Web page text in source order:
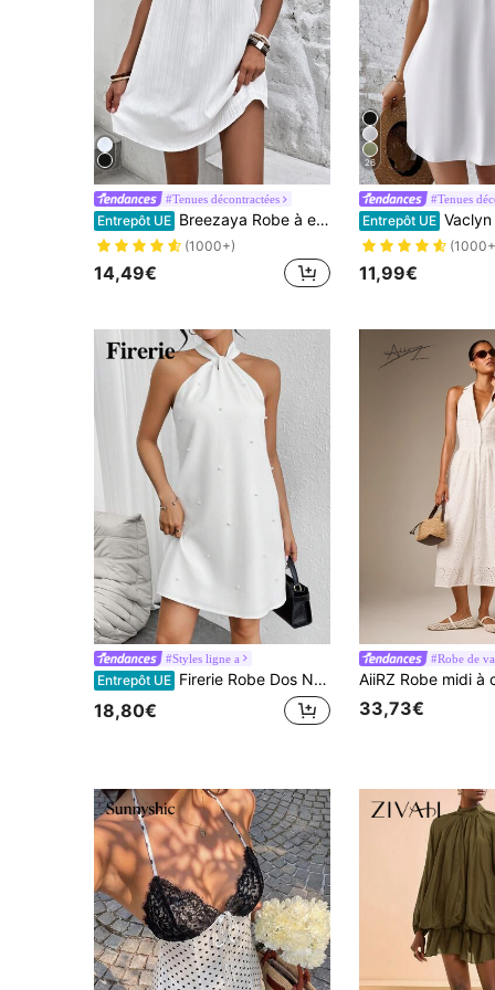
#Tenues décontractées
Entrepôt UE Breezaya Robe à encolure bâtière sans ceinture, tenue de plage pour les vacances pour femmes
(1000+)
14,49€
26
#Tenues
Entrepôt UE Vaclyn Robe T-Shirt
11,99€
#Styles ligne a
Entrepôt UE Firerie Robe Dos Nu À Décor De Perles
18,80€
#Robe de
33,73€